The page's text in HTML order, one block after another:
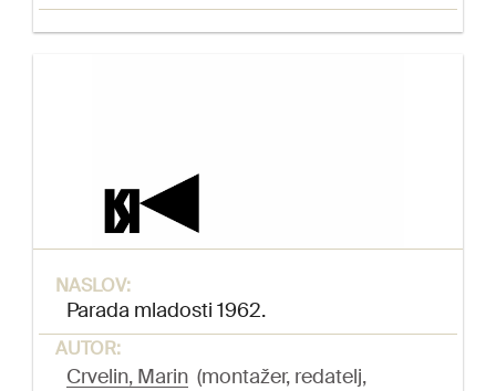
NASLOV:
Parada mladosti 1962.
AUTOR:
Crvelin, Marin (montažer, redatelj,